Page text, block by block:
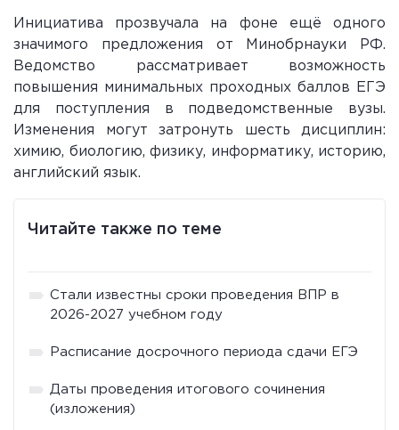
Инициатива прозвучала на фоне ещё одного
значимого предложения от Минобрнауки РФ.
Ведомство рассматривает возможность
повышения минимальных проходных баллов ЕГЭ
для поступления в подведомственные вузы.
Изменения могут затронуть шесть дисциплин:
химию, биологию, физику, информатику, историю,
английский язык.
Читайте также по теме
Стали известны сроки проведения ВПР в
2026-2027 учебном году
Расписание досрочного периода сдачи ЕГЭ
Даты проведения итогового сочинения
(изложения)